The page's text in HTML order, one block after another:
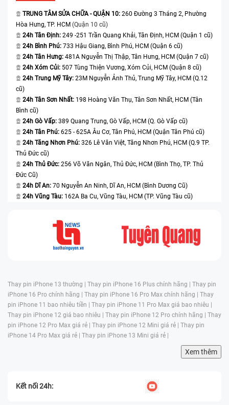
TRUNG TÂM SỬA CHỮA - QUẬN 10: 260 Đường 3 Tháng 2, Phường
Hòa Hưng, TP. HCM (Quận 10 cũ)
24h Tân Định: 249 -251 Trần Quang Khải, Tân Định, HCM (Quận 1 cũ)
24h Bình Phú: 733 Hậu Giang, Bình Phú, HCM (Quận 6 cũ)
24h Tân Hưng: 481A Nguyễn Thị Thập, Tân Hưng, HCM (Quận 7 cũ)
24h Xóm Củi: 507 Tùng Thiện Vương, Xóm Củi, HCM (Quận 8 cũ)
24h Trung Mỹ Tây: 23M Nguyễn Ảnh Thủ, Trung Mỹ Tây, HCM (Q.12
cũ)
24h Tân Sơn Nhất: 198 Hoàng Văn Thụ, Tân Sơn Nhất, HCM (Tân
Bình cũ)
24h Gò Vấp: 389 Quang Trung, Gò Vấp, HCM (Q. Gò Vấp cũ)
24h Tân Phú: 625 - 625A Âu Cơ, Tân Phú, HCM (Quận Tân Phú cũ)
24h Tăng Nhơn Phú: 326 Lê Văn Việt, Tăng Nhơn Phú, HCM (Q.9 TP.
Thủ Đức cũ)
24h Thủ Đức: 256 Võ Văn Ngân, Thủ Đức, HCM (Bình Thọ, TP. Thủ
Đức Cũ)
24h Dĩ An: 70 Nguyễn An Ninh, Dĩ An, HCM (Bình Dương Cũ)
24h Vũng Tàu: 162A Ba Cu, Vũng Tàu, HCM (TP. Vũng Tàu cũ)
Thay pin iPhone 13 thường | Thay pin iPhone 16 Plus chính hãng | Thay pin
iPhone 16 Pro chính hãng | Thay pin iPhone 16 Pro Max chính hãng | Thay
pin iPhone 11 bao nhiêu tiền | Thay pin iPhone 11 Pro Max giá bao nhiêu |
Thay pin iPhone 12 giá bao nhiêu | Thay pin iPhone 12 Pro chính hãng | Thay
pin iPhone 12 Pro Max giá rẻ | Thay pin iPhone 12 Mini giá rẻ | Thay pin
iPhone 14 Pro Max giá rẻ | Thay pin iPhone 13 Mini giá rẻ |
Xem thêm
Kết nối 24h: